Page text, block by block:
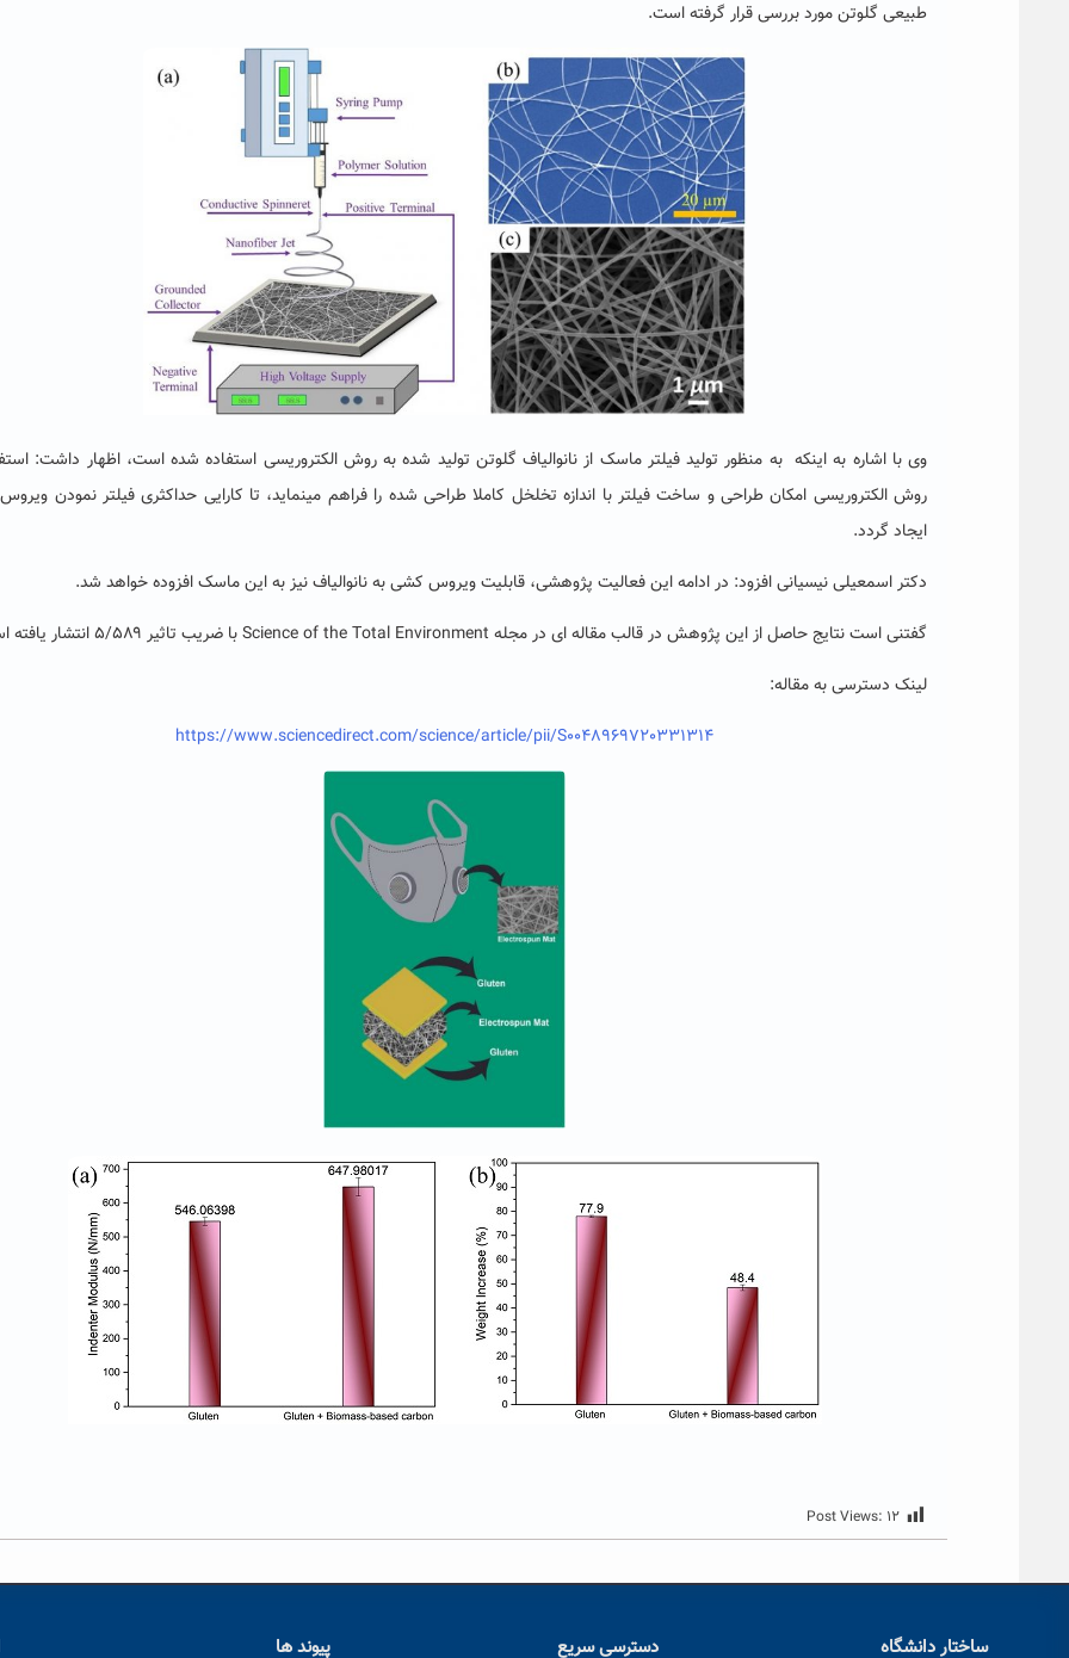
طبیعی گلوتن مورد بررسی قرار گرفته است.
وی با اشاره به اینکه به منظور تولید فیلتر ماسک از نانوالیاف گلوتن تولید شده به روش الکتروریسی استفاده شده است، اظهار داشت:
روش الکتروریسی امکان طراحی و ساخت فیلتر با اندازه تخلخل کاملا طراحی شده را فراهم می­نماید، تا کارایی حداکثری فیلتر نمودن ویروس
ایجاد گردد.
دکتر اسمعیلی نیسیانی افزود: در ادامه این فعالیت پژوهشی، قابلیت ویروس کشی به نانوالیاف نیز به این ماسک افزوده خواهد شد.
گفتنی است نتایج حاصل از این پژوهش در قالب مقاله ای در مجله Science of the Total Environment با ضریب تاثیر ۵/۵۸۹ انتشار یافته است.
لینک دسترسی به مقاله:
https://www.sciencedirect.com/science/article/pii/S0048969720331314
Post Views: ۱۲
ساختار دانشگاه دسترسی سریع پیوند ها